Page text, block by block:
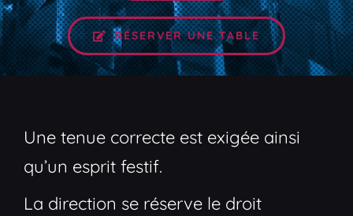
RÉSERVER UNE TABLE
Une tenue correcte est exigée ainsi
qu’un esprit festif.
La direction se réserve le droit